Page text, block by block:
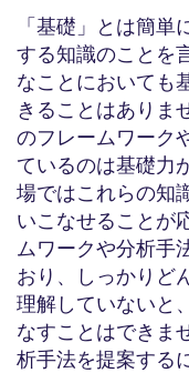
「基礎」とは簡
する知識のことを
なことにおいても
きることはありま
のフレームワーク
ているのは基礎力
場ではこれらの知
いこなせることが
ムワークや分析手
おり、しっかりど
理解していないと
なすことはできま
析手法を提案する